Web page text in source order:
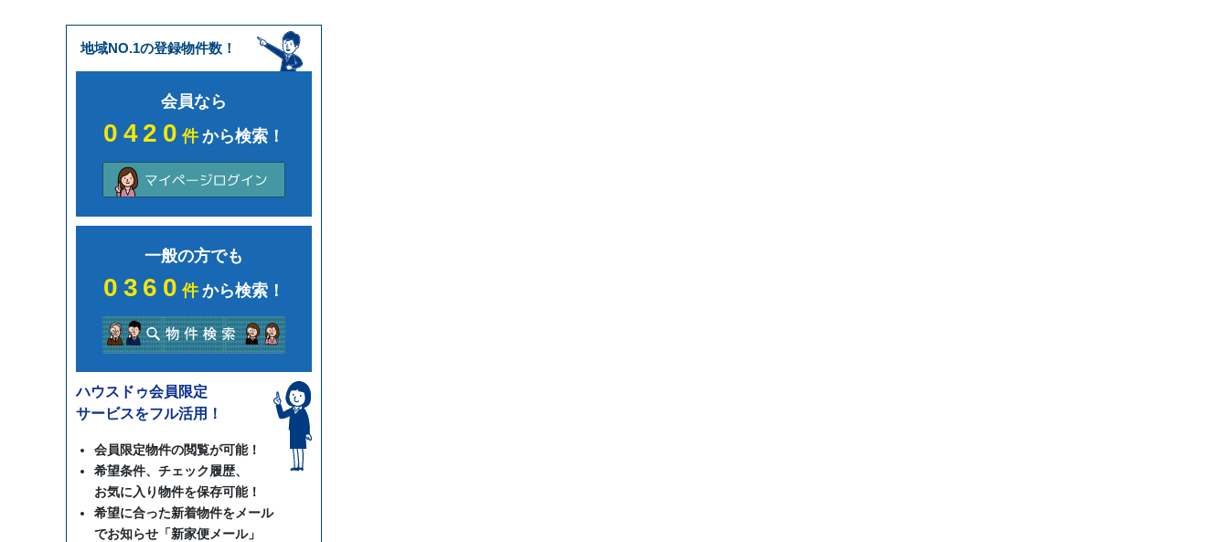
地域NO.1の登録物件数！
会員なら
0420件から検索！
一般の方でも
0360件から検索！
ハウスドゥ会員限定
サービスをフル活用！
会員限定物件の閲覧が可能！
希望条件、チェック履歴、
お気に入り物件を保存可能！
希望に合った新着物件をメール
でお知らせ「新家便メール」